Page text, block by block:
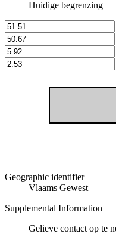
Huidige begrenzing
Geographic identifier
Vlaams Gewest
Supplemental Information
Gelieve contact op te